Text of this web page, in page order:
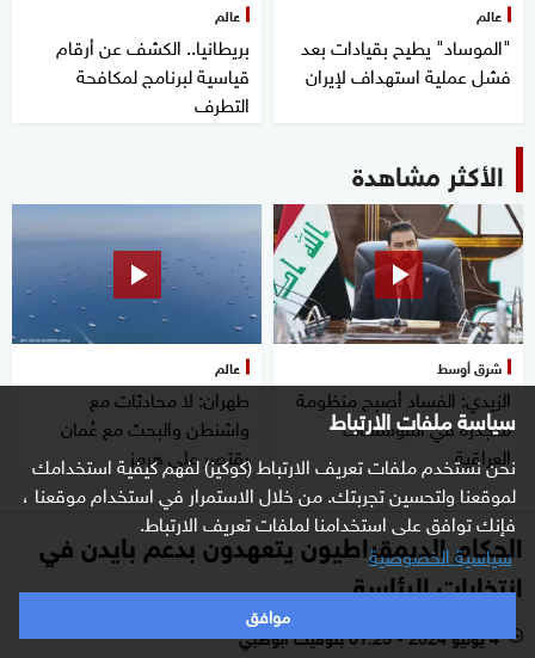
سياسة ملفات الارتباط
نحن نستخدم ملفات تعريف الارتباط (كوكيز) لفهم كيفية استخدامك
لموقعنا ولتحسين تجربتك. من خلال الاستمرار في استخدام موقعنا ،
فإنك توافق على استخدامنا لملفات تعريف الارتباط.
سياسية الخصوصية
موافق
عالم
"الموساد" يطيح بقيادات بعد
فشل عملية استهداف لإيران
عالم
بريطانيا.. الكشف عن أرقام
قياسية لبرنامج لمكافحة
التطرف
الأكثر مشاهدة
شرق أوسط
الزيدي: الفساد أصبح منظومة
متجذرة في المؤسسات
العراقية
عالم
طهران: لا محادثات مع
واشنطن والبحث مع عُمان
يقتصر على هرمز
الحكام الديمقراطيون يتعهدون بدعم بايدن في
انتخابات الرئاسة
l 4 يوليو 2024 - 01:25 بتوقيت أبوظبي